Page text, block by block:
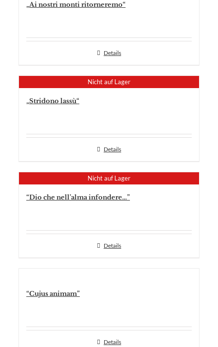
„Ai nostri monti ritorneremo“
Details
Nicht auf Lager
„Stridono lassù“
Details
Nicht auf Lager
“Dio che nell’alma infondere…”
Details
“Cujus animam”
Details